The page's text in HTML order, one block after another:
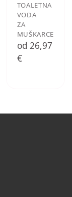
TOALETNA
VODA
ZA
MUŠKARCE
od 26,97
€